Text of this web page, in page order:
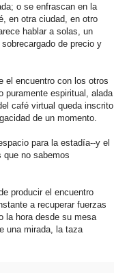
o se enfrascan en la
en otra ciudad, en otro
hablar a solas, un
de precio y
el encuentro con los otros
puramente espiritual, alada
café virtual queda inscrito
de un momento.
para la estadía--y el
que no sabemos
producir el encuentro
a recuperar fuerzas
la hora desde su mesa
una mirada, la taza